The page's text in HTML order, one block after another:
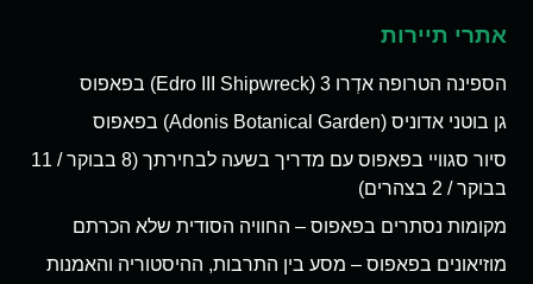
אתרי תיירות
הספינה הטרופה אדְרו 3 (Edro III Shipwreck) בפאפוס
גן בוטני אדוניס (Adonis Botanical Garden) בפאפוס
סיור סגוויי בפאפוס עם מדריך בשעה לבחירתך (8 בבוקר / 11
בבוקר / 2 בצהרים)
מקומות נסתרים בפאפוס – החוויה הסודית שלא הכרתם
מוזיאונים בפאפוס – מסע בין התרבות, ההיסטוריה והאמנות